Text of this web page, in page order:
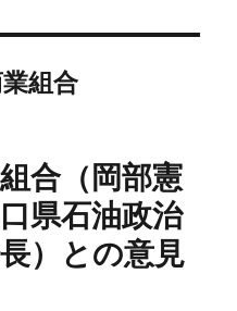
組合
合（岡部憲
県石油政治
）との意見